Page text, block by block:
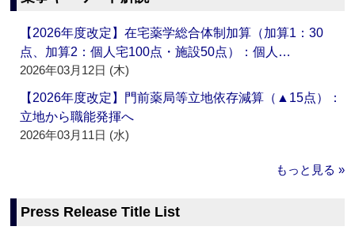
【2026年度改定】在宅薬学総合体制加算（加算1：30
点、加算2：個人宅100点・施設50点）：個人…
2026年03月12日 (木)
【2026年度改定】門前薬局等立地依存減算（▲15点）：
立地から職能発揮へ
2026年03月11日 (水)
もっと見る »
Press Release Title List